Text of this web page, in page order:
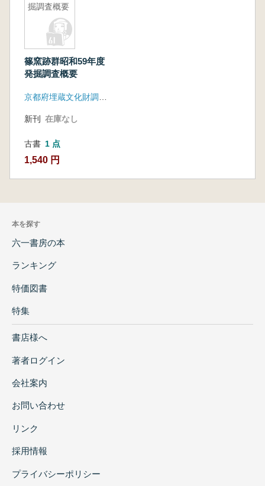
掘調査概要
篠窯跡群昭和59年度
発掘調査概要
京都府埋蔵文化財調査研究センター
新刊 在庫なし
古書 1 点
1,540 円
本を探す
六一書房の本
ランキング
特価図書
特集
書店様へ
著者ログイン
会社案内
お問い合わせ
リンク
採用情報
プライバシーポリシー